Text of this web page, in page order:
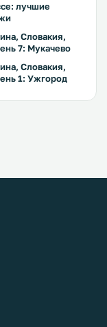
лучшие
Словакия,
7: Мукачево
Словакия,
1: Ужгород